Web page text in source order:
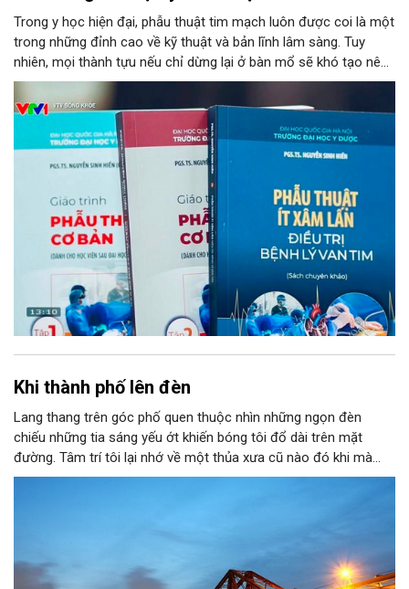
Trong y học hiện đại, phẫu thuật tim mạch luôn được coi là một
trong những đỉnh cao về kỹ thuật và bản lĩnh lâm sàng. Tuy
nhiên, mọi thành tựu nếu chỉ dừng lại ở bàn mổ sẽ khó tạo nên
tính bền vững cho nền y tế chung. Chuyển hóa những kinh
nghiệm từ thực tiễn thành nguồn tri thức học thuật bài bản,
chuẩn hóa chính là chìa khóa then chốt để đào tạo thế hệ kế
thừa. Mới đây, bước tiến ấy đã được cụ thể hóa bằng sự ra mắt
của bộ ba ấn phẩm y học chuyên ngành do PGS.TS. Nguyễn
Sinh Hiền – Giám đốc Bệnh viện Tim Hà Nội chủ biên, đánh dấu
một cột mốc quan trọng trong công tác nghiên cứu, đào tạo và
chuyển giao công nghệ phẫu thuật tim tại Việt Nam.
Khi thành phố lên đèn
Lang thang trên góc phố quen thuộc nhìn những ngọn đèn
chiếu những tia sáng yếu ớt khiến bóng tôi đổ dài trên mặt
đường. Tâm trí tôi lại nhớ về một thủa xưa cũ nào đó khi mà
ánh sáng vẫn còn chút gì đó mới mẻ. Bởi thế mà tôi lại vô cùng
chút háo hức mong chờ. Chờ đợi khoảnh khắc ấy. Khoảnh khắc
tưởng chừng như rất đơn giản, rất đỗi bình thường và vẫn diễn